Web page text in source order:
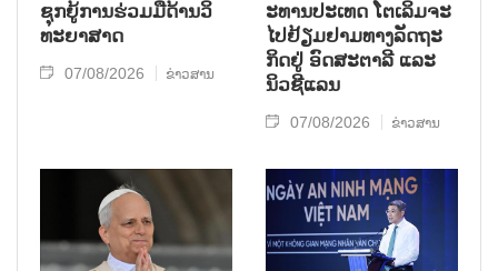
ຊຸກ​ຍູ້​ການ​ຮ່ວມ​ມື​ດ້ານວ​ິ​
ທະ​ຍາ​ສາດ
07/08/2026 ຂ່າວສານ
ະ​ທານ​ປະ​ເທດ ໂຕ​ເລິມ​ຈະ​
ໄປ​ຢ້ຽມ​ຢາມ​ທາງ​ລັດ​ຖະ​
ກິດ​ຢູ່ ອົດ​ສະ​ຕາ​ລີ ແລະ
ນິວ​ຊີ​ແລນ
07/08/2026 ຂ່າວສານ